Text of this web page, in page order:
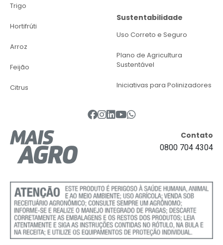
Trigo
Hortifrúti
Arroz
Feijão
Citrus
Sustentabilidade
Uso Correto e Seguro
Plano de Agricultura
Sustentável
Iniciativas para Polinizadores
Contato
0800 704 4304